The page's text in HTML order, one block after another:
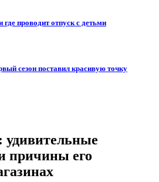
проводит отпуск с детьми
сезон поставил красивую точку
удивительные
причины его